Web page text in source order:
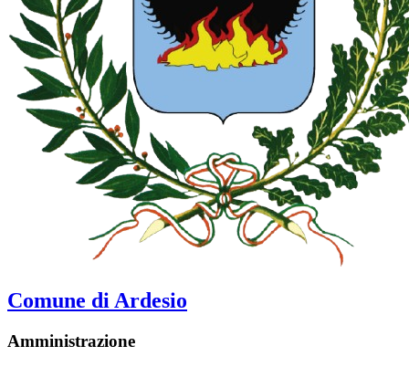
Comune di Ardesio
Amministrazione